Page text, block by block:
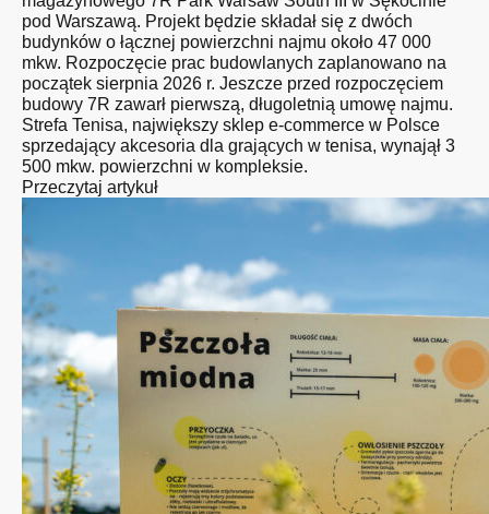
pod Warszawą. Projekt będzie składał się z dwóch
budynków o łącznej powierzchni najmu około 47 000
mkw. Rozpoczęcie prac budowlanych zaplanowano na
początek sierpnia 2026 r. Jeszcze przed rozpoczęciem
budowy 7R zawarł pierwszą, długoletnią umowę najmu.
Strefa Tenisa, największy sklep e-commerce w Polsce
sprzedający akcesoria dla grających w tenisa, wynajął 3
500 mkw. powierzchni w kompleksie.
Przeczytaj artykuł